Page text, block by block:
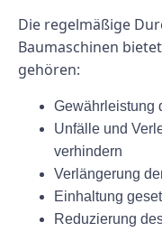
Die regelmäßige
Baumaschinen
gehören:
Gewährleistung
Unfälle und
verhindern
Verlängerung
Einhaltung
Reduzierung